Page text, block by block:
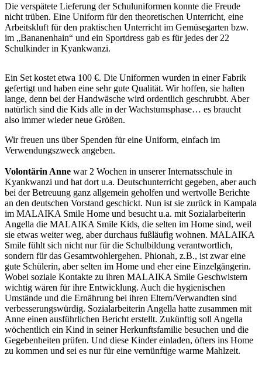
Die verspätete Lieferung der Schuluniformen konnte die Freude
nicht trüben. Eine Uniform für den theoretischen Unterricht, eine
Arbeitskluft für den praktischen Unterricht im Gemüsegarten bzw.
im „Bananenhain“ und ein Sportdress gab es für jedes der 22
Schulkinder in Kyankwanzi.
Ein Set kostet etwa 100 €. Die Uniformen wurden in einer Fabrik
gefertigt und haben eine sehr gute Qualität. Wir hoffen, sie halten
lange, denn bei der Handwäsche wird ordentlich geschrubbt. Aber
natürlich sind die Kids alle in der Wachstumsphase… es braucht
also immer wieder neue Größen.
Wir freuen uns über Spenden für eine Uniform, einfach im
Verwendungszweck angeben.
Volontärin Anne war 2 Wochen in unserer Internatsschule in
Kyankwanzi und hat dort u.a. Deutschunterricht gegeben, aber auch
bei der Betreuung ganz allgemein geholfen und wertvolle Berichte
an den deutschen Vorstand geschickt. Nun ist sie zurück in Kampala
im MALAIKA Smile Home und besucht u.a. mit Sozialarbeiterin
Angella die MALAIKA Smile Kids, die selten im Home sind, weil
sie etwas weiter weg, aber durchaus fußläufig wohnen. MALAIKA
Smile fühlt sich nicht nur für die Schulbildung verantwortlich,
sondern für das Gesamtwohlergehen. Phionah, z.B., ist zwar eine
gute Schülerin, aber selten im Home und eher eine Einzelgängerin.
Wobei soziale Kontakte zu ihren MALAIKA Smile Geschwistern
wichtig wären für ihre Entwicklung. Auch die hygienischen
Umstände und die Ernährung bei ihren Eltern/Verwandten sind
verbesserungswürdig. Sozialarbeiterin Angella hatte zusammen mit
Anne einen ausführlichen Bericht erstellt. Zukünftig soll Angella
wöchentlich ein Kind in seiner Herkunftsfamilie besuchen und die
Gegebenheiten prüfen. Und diese Kinder einladen, öfters ins Home
zu kommen und sei es nur für eine vernünftige warme Mahlzeit.